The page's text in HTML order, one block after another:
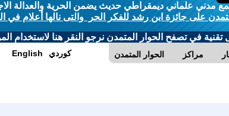
مدني علماني ديمقراطي حديث يضمن الحرية والعدالة
على جائزة ابن رشد للفكر الحر والتى نالها أعلام في
تقنية في تصفح الحوار المتمدن نرجو النقر هنا لاستخدام
الحوار المتمدن مراكز English كوردي